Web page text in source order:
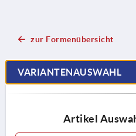
zur Formenübersicht
VARIANTENAUSWAHL
Artikel